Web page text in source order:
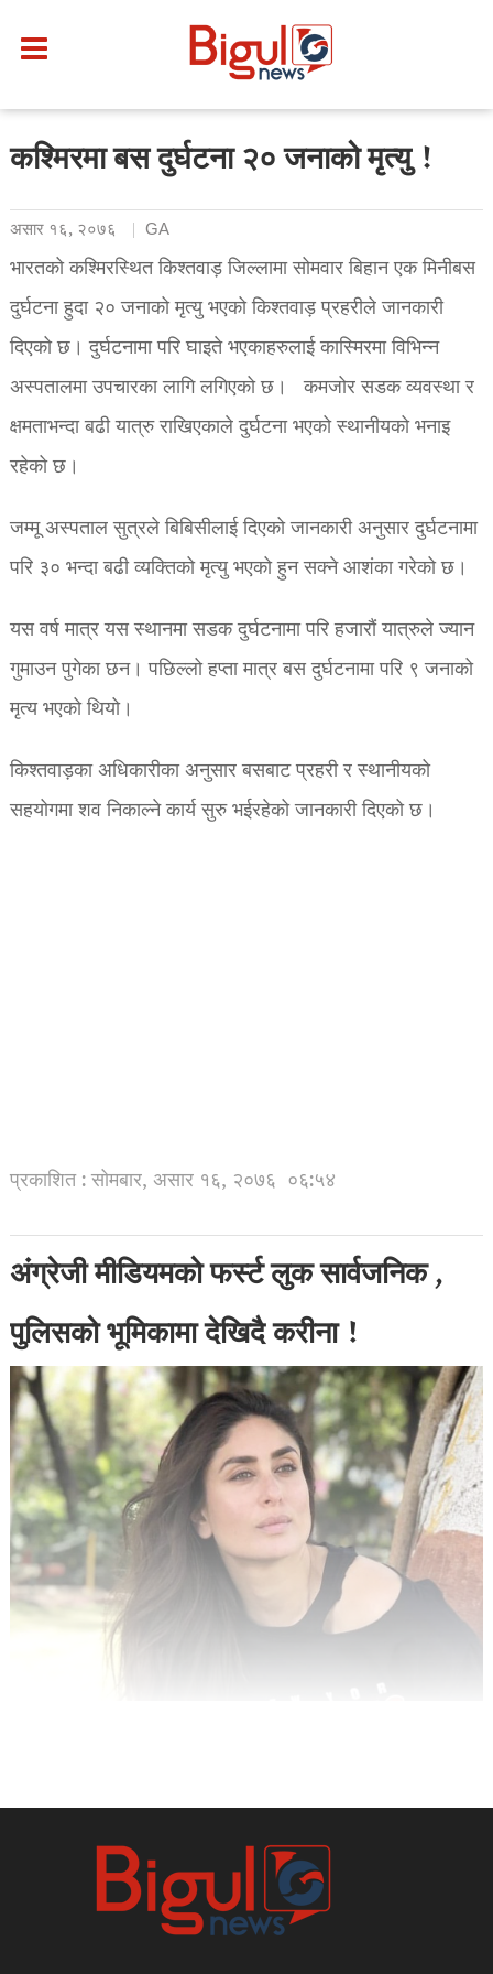
कश्मिरमा बस दुर्घटना २० जनाको मृत्यु !
असार १६, २०७६ GA
भारतको कश्मिरस्थित किश्तवाड़ जिल्लामा सोमवार बिहान एक मिनीबस
दुर्घटना हुदा २० जनाको मृत्यु भएको किश्तवाड़ प्रहरीले जानकारी
दिएको छ। दुर्घटनामा परि घाइते भएकाहरुलाई कास्मिरमा विभिन्न
अस्पतालमा उपचारका लागि लगिएको छ। कमजोर सडक व्यवस्था र
क्षमताभन्दा बढी यात्रु राखिएकाले दुर्घटना भएको स्थानीयको भनाइ
रहेको छ।
जम्मू अस्पताल सुत्रले बिबिसीलाई दिएको जानकारी अनुसार दुर्घटनामा
परि ३० भन्दा बढी व्यक्तिको मृत्यु भएको हुन सक्ने आशंका गरेको छ।
यस वर्ष मात्र यस स्थानमा सडक दुर्घटनामा परि हजारौं यात्रुले ज्यान
गुमाउन पुगेका छन। पछिल्लो हप्ता मात्र बस दुर्घटनामा परि ९ जनाको
मृत्य भएको थियो।
किश्तवाड़का अधिकारीका अनुसार बसबाट प्रहरी र स्थानीयको
सहयोगमा शव निकाल्ने कार्य सुरु भईरहेको जानकारी दिएको छ।
प्रकाशित : सोमबार, असार १६, २०७६ ०६:५४
अंग्रेजी मीडियमको फर्स्ट लुक सार्वजनिक ,
पुलिसको भूमिकामा देखिदै करीना !